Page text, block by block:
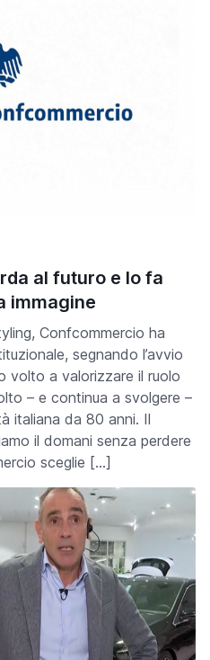
al futuro e lo fa
immagine
Confcommercio ha
segnando l’avvio
volto a valorizzare il ruolo
– e continua a svolgere –
italiana da 80 anni. Il
il domani senza perdere
sceglie […]